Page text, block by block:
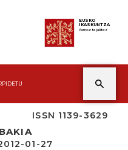
EUSKO
IKASKUNTZA
Asmoz ta jakitez
ISSN 1139-3629
01-27